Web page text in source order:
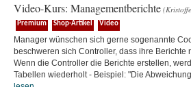
Video-Kurs: Managementberichte
Premium Shop-Artikel Video
Manager wünschen sich gerne sogenannte
beschweren sich Controller, dass ihre Berichte
Wenn die Controller die Berichte erstellen,
Tabellen wiederholt - Beispiel: "Die